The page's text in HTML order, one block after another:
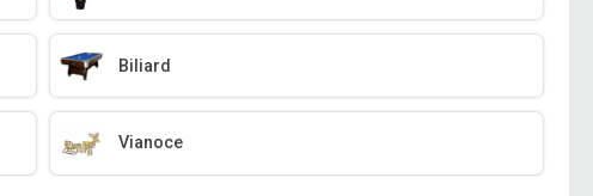
Biliard
Vianoce